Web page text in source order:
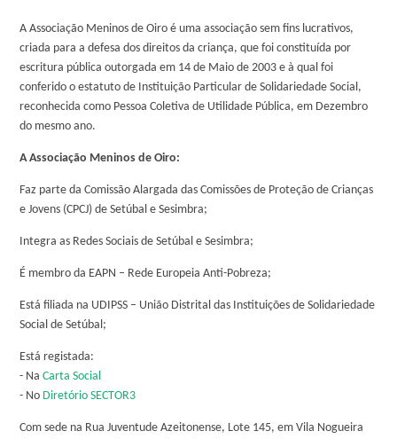
A Associação Meninos de Oiro é uma associação sem fins lucrativos,
criada para a defesa dos direitos da criança, que foi constituída por
escritura pública outorgada em 14 de Maio de 2003 e à qual foi
conferido o estatuto de Instituição Particular de Solidariedade Social,
reconhecida como Pessoa Coletiva de Utilidade Pública, em Dezembro
do mesmo ano.
A Associação Meninos de Oiro:
Faz parte da Comissão Alargada das Comissões de Proteção de Crianças
e Jovens (CPCJ) de Setúbal e Sesimbra;
Integra as Redes Sociais de Setúbal e Sesimbra;
É membro da EAPN – Rede Europeia Anti-Pobreza;
Está filiada na UDIPSS – União Distrital das Instituições de Solidariedade
Social de Setúbal;
Está registada:
- NaCarta Social
- No Diretório SECTOR3
Com sede na Rua Juventude Azeitonense, Lote 145, em Vila Nogueira